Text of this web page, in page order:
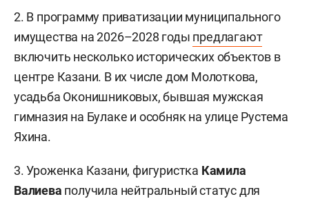
2. В программу приватизации муниципального
имущества на 2026–2028 годы предлагают
включить несколько исторических объектов в
центре Казани. В их числе дом Молоткова,
усадьба Оконишниковых, бывшая мужская
гимназия на Булаке и особняк на улице Рустема
Яхина.
3. Уроженка Казани, фигуристка Камила
Валиева получила нейтральный статус для